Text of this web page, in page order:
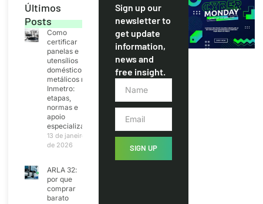
Últimos
Posts
Como
certificar
panelas e
utensílios
domésticos
metálicos no
Inmetro:
etapas,
normas e
apoio
especializado
13 de janeiro
de 2026
ARLA 32:
por que
comprar
barato
Sign up our
newsletter to
get update
information,
news and
free insight.
SIGN UP